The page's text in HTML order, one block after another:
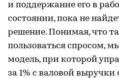
и поддержание его в
состоянии, пока не
решение. Понимая, что
пользоваться спросом,
модель, при которой
за 1% с валовой выручки